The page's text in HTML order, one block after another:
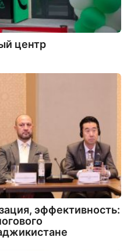
центр
эффективность: